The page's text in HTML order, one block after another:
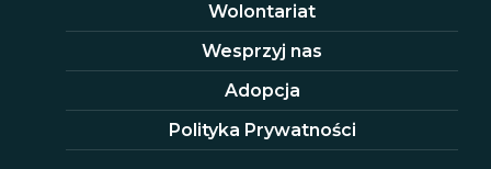
Wolontariat
Wesprzyj nas
Adopcja
Polityka Prywatności